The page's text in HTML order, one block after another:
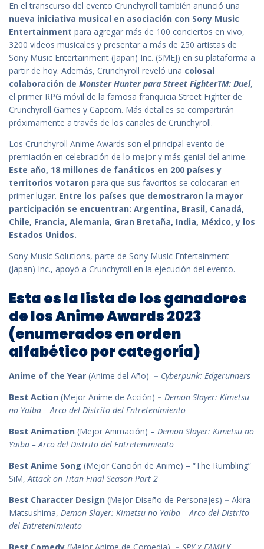
En el transcurso del evento Crunchyroll también anunció una
nueva iniciativa musical en asociación con Sony Music
Entertainment para agregar más de 100 conciertos en vivo,
3200 videos musicales y presentar a más de 250 artistas de
Sony Music Entertainment (Japan) Inc. (SMEJ) en su plataforma a
partir de hoy. Además, Crunchyroll reveló una colosal
colaboración de Monster Hunter para Street FighterTM: Duel,
el primer RPG móvil de la famosa franquicia Street Fighter de
Crunchyroll Games y Capcom. Más detalles se compartirán
próximamente a través de los canales de Crunchyroll.
Los Crunchyroll Anime Awards son el principal evento de
premiación en celebración de lo mejor y más genial del anime.
Este año, 18 millones de fanáticos en 200 países y
territorios votaron para que sus favoritos se colocaran en
primer lugar. Entre los países que demostraron la mayor
participación se encuentran: Argentina, Brasil, Canadá,
Chile, Francia, Alemania, Gran Bretaña, India, México, y los
Estados Unidos.
Sony Music Solutions, parte de Sony Music Entertainment
(Japan) Inc., apoyó a Crunchyroll en la ejecución del evento.
Esta es la lista de los ganadores
de los Anime Awards 2023
(enumerados en orden
alfabético por categoría)
Anime of the Year (Anime del Año) – Cyberpunk: Edgerunners
Best Action (Mejor Anime de Acción) – Demon Slayer: Kimetsu
no Yaiba – Arco del Distrito del Entretenimiento
Best Animation (Mejor Animación) – Demon Slayer: Kimetsu no
Yaiba – Arco del Distrito del Entretenimiento
Best Anime Song (Mejor Canción de Anime) – “The Rumbling”
SiM,Attack on Titan Final Season Part 2
Best Character Design (Mejor Diseño de Personajes) – Akira
Matsushima, Demon Slayer: Kimetsu no Yaiba – Arco del Distrito
del Entretenimiento